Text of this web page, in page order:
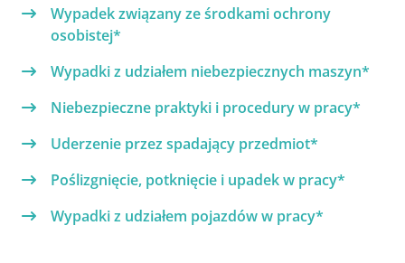
Wypadek związany ze środkami ochrony
osobistej*
Wypadki z udziałem niebezpiecznych maszyn*
Niebezpieczne praktyki i procedury w pracy*
Uderzenie przez spadający przedmiot*
Poślizgnięcie, potknięcie i upadek w pracy*
Wypadki z udziałem pojazdów w pracy*